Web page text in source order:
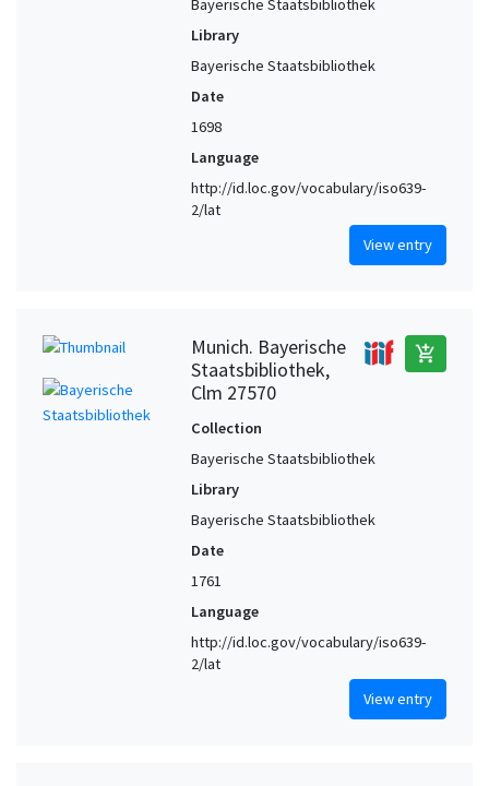
Bayerische Staatsbibliothek
Library
Bayerische Staatsbibliothek
Date
1698
Language
http://id.loc.gov/vocabulary/iso639-
2/lat
View entry
Munich. Bayerische
Staatsbibliothek,
Clm 27570
add_shopping_cart
Collection
Bayerische Staatsbibliothek
Library
Bayerische Staatsbibliothek
Date
1761
Language
http://id.loc.gov/vocabulary/iso639-
2/lat
View entry